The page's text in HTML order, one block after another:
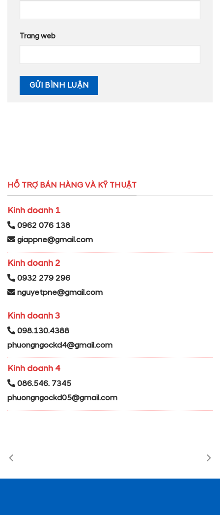
Trang web
HỖ TRỢ BÁN HÀNG VÀ KỸ THUẬT
Kinh doanh 1
0962 076 138
giappne@gmail.com
Kinh doanh 2
0932 279 296
nguyetpne@gmail.com
Kinh doanh 3
098.130.4388
phuongngockd4@gmail.com
Kinh doanh 4
086.546. 7345
phuongngockd05@gmail.com